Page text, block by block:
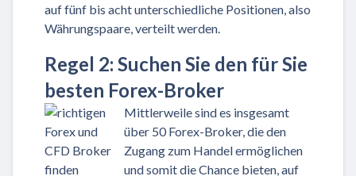
auf fünf bis acht unterschiedliche Positionen, also
Währungspaare, verteilt werden.
Regel 2: Suchen Sie den für Sie
besten Forex-Broker
Mittlerweile sind es insgesamt
über 50 Forex-Broker, die den
Zugang zum Handel ermöglichen
und somit die Chance bieten, auf